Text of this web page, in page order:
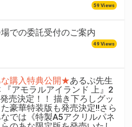
59 Views
での委託受付のご案内
49 Views
購入特典公開★あるぷ先生
『アモラルアイランド 上』2
売決定！！ 描き下ろしグッ
豪華特装版も発売決定!!さら
では《特製A5アクリルパネ